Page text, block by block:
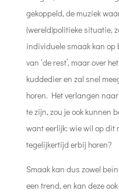
gekoppeld, de muziek
(wereld)politieke situatie,
individuele smaak kan op
van ‘de rest’, maar over
kuddedier en zal snel
horen. Het verlangen
te zijn, zou je ook kunnen
want eerlijk: wie wil op dit
tegelijkertijd erbij horen?
Smaak kan dus zowel
een trend, en kan deze